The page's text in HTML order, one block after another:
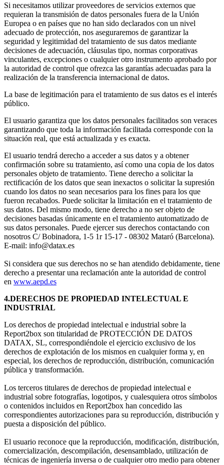
Si necesitamos utilizar proveedores de servicios externos que
requieran la transmisión de datos personales fuera de la Unión
Europea o en países que no han sido declarados con un nivel
adecuado de protección, nos aseguraremos de garantizar la
seguridad y legitimidad del tratamiento de sus datos mediante
decisiones de adecuación, cláusulas tipo, normas corporativas
vinculantes, excepciones o cualquier otro instrumento aprobado por
la autoridad de control que ofrezca las garantías adecuadas para la
realización de la transferencia internacional de datos.
La base de legitimación para el tratamiento de sus datos es el interés
público.
El usuario garantiza que los datos personales facilitados son veraces
garantizando que toda la información facilitada corresponde con la
situación real, que está actualizada y es exacta.
El usuario tendrá derecho a acceder a sus datos y a obtener
confirmación sobre su tratamiento, así como una copia de los datos
personales objeto de tratamiento. Tiene derecho a solicitar la
rectificación de los datos que sean inexactos o solicitar la supresión
cuando los datos no sean necesarios para los fines para los que
fueron recabados. Puede solicitar la limitación en el tratamiento de
sus datos. Del mismo modo, tiene derecho a no ser objeto de
decisiones basadas únicamente en el tratamiento automatizado de
sus datos personales. Puede ejercer sus derechos contactando con
nosotros C/ Bobinadora, 1-5 1r 15-17 - 08302 Mataró (Barcelona).
E-mail: info@datax.es
Si considera que sus derechos no se han atendido debidamente, tiene
derecho a presentar una reclamación ante la autoridad de control
en www.aepd.es
4.DERECHOS DE PROPIEDAD INTELECTUAL E
INDUSTRIAL
Los derechos de propiedad intelectual e industrial sobre la
Report2box son titularidad de PROTECCIÓN DE DATOS
DATAX, SL, correspondiéndole el ejercicio exclusivo de los
derechos de explotación de los mismos en cualquier forma y, en
especial, los derechos de reproducción, distribución, comunicación
pública y transformación.
Los terceros titulares de derechos de propiedad intelectual e
industrial sobre fotografías, logotipos, y cualesquiera otros símbolos
o contenidos incluidos en Report2box han concedido las
correspondientes autorizaciones para su reproducción, distribución y
puesta a disposición del público.
El usuario reconoce que la reproducción, modificación, distribución,
comercialización, descompilación, desensamblado, utilización de
técnicas de ingeniería inversa o de cualquier otro medio para obtener